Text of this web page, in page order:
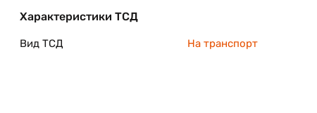
Характеристики ТСД
Вид ТСД На транспорт